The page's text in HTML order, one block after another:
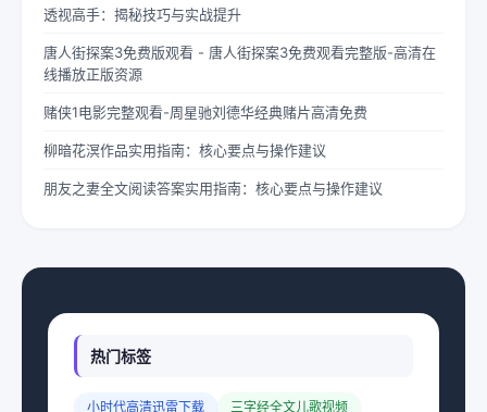
透视高手：揭秘技巧与实战提升
唐人街探案3免费版观看 - 唐人街探案3免费观看完整版-高清在
线播放正版资源
赌侠1电影完整观看-周星驰刘德华经典赌片高清免费
柳暗花溟作品实用指南：核心要点与操作建议
朋友之妻全文阅读答案实用指南：核心要点与操作建议
热门标签
小时代高清迅雷下载
三字经全文儿歌视频